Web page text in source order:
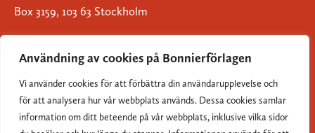
Användning av cookies på Bonnierförlagen
Vi använder cookies för att förbättra din användarupplevelse och
för att analysera hur vår webbplats används. Dessa cookies samlar
information om ditt beteende på vår webbplats, inklusive vilka sidor
Box 3159, 103 63 Stockholm
Om Bonnierförlagen
Cookies